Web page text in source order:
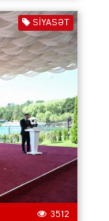
SIYASƏT
3512